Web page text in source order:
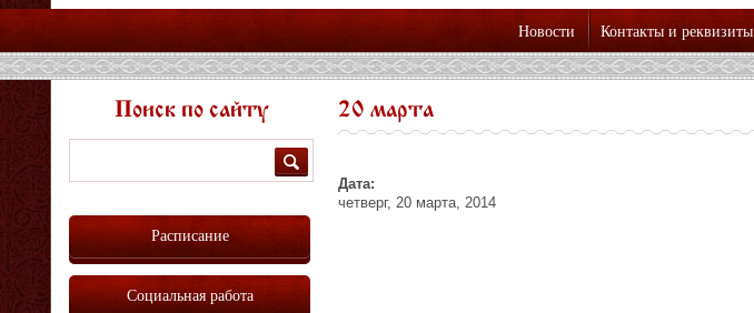
Новости Контакты и реквизиты
20 марта
Дата:
четверг, 20 марта, 2014
Поиск по сайту
Расписание
Социальная работа